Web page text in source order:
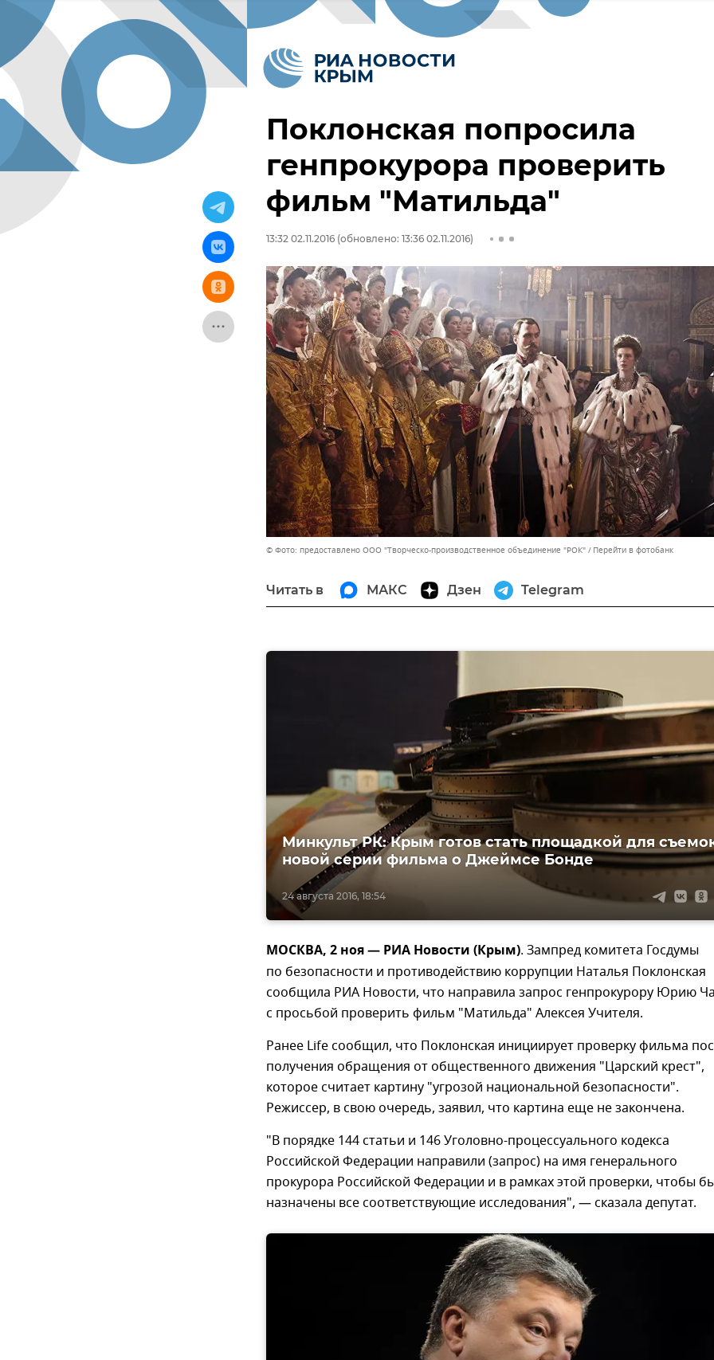
Поклонская попросила
генпрокурора проверить
фильм "Матильда"
13:32 02.11.2016 (обновлено: 13:36 02.11.2016)
© Фото: предоставлено ООО "Творческо-производственное объединение "РОК" Перейти в фотобанк
Читать в МАКС Дзен Telegram
24 августа 2016, 18:54
Минкульт РК: Крым готов стать площадкой для
новой серии фильма о Джеймсе Бонде
МОСКВА, 2 ноя — РИА Новости (Крым). Зампред комитета Госдумы
по безопасности и противодействию коррупции Наталья Поклонская
сообщила РИА Новости, что направила запрос генпрокурору Юрию
с просьбой проверить фильм "Матильда" Алексея Учителя.
Ранее Life сообщил, что Поклонская инициирует проверку фильма
получения обращения от общественного движения "Царский крест",
которое считает картину "угрозой национальной безопасности".
Режиссер, в свою очередь, заявил, что картина еще не закончена.
"В порядке 144 статьи и 146 Уголовно-процессуального кодекса
Российской Федерации направили (запрос) на имя генерального
прокурора Российской Федерации и в рамках этой проверки, чтобы
назначены все соответствующие исследования", — сказала депутат.